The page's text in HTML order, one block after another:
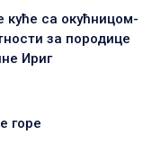
куће са окућницом-
за породице
Ириг
горе